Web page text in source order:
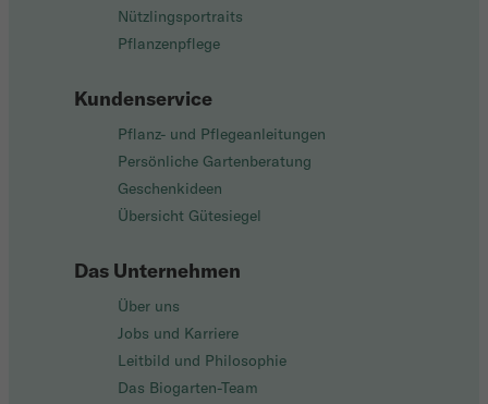
Nützlingsportraits
Pflanzenpflege
Kundenservice
Pflanz- und Pflegeanleitungen
Persönliche Gartenberatung
Geschenkideen
Übersicht Gütesiegel
Das Unternehmen
Über uns
Jobs und Karriere
Leitbild und Philosophie
Das Biogarten-Team